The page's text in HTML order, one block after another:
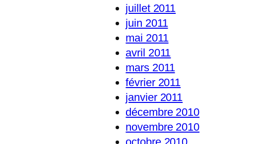
juillet 2011
juin 2011
mai 2011
avril 2011
mars 2011
février 2011
janvier 2011
décembre 2010
novembre 2010